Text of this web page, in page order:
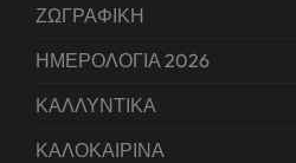
ΖΩΓΡΑΦΙΚΗ
ΗΜΕΡΟΛΟΓΙΑ 2026
ΚΑΛΛΥΝΤΙΚΑ
ΚΑΛΟΚΑΙΡΙΝΑ